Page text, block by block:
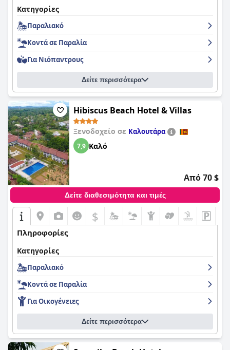
Κατηγορίες
Παραλιακό
Κοντά σε Παραλία
Για Νιόπαντρους
Δείτε περισσότερα
Hibiscus Beach Hotel & Villas
Ξενοδοχείο σε Καλουτάρα
7,9 Καλό
Από 70 $
Δείτε διαθεσιμότητα και τιμές
$
Πληροφορίες
Κατηγορίες
Παραλιακό
Κοντά σε Παραλία
Για Οικογένειες
Δείτε περισσότερα